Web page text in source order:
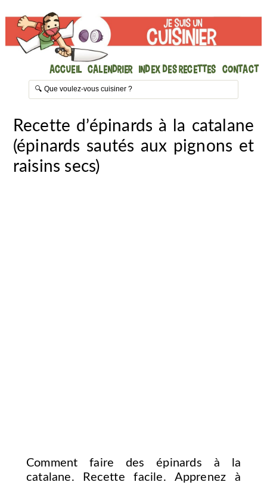
Accueil Calendrier Index des recettes Contact
Recette d’épinards à la catalane
(épinards sautés aux pignons et
raisins secs)
Comment faire des épinards à la
catalane. Recette facile. Apprenez à